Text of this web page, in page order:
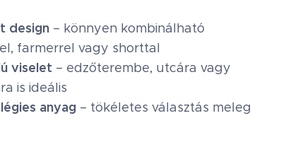
design – könnyen kombinálható
farmerrel vagy shorttal
viselet – edzőterembe, utcára vagy
is ideális
anyag – tökéletes választás meleg